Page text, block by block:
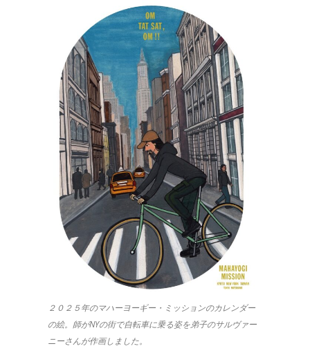
２０２５年のマハーヨーギー・ミッションのカレンダー
の絵。師がNYの街で自転車に乗る姿を弟子のサルヴァー
ニーさんが作画しました。